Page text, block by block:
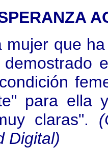
mujer que
para ella
claras".
Digital)